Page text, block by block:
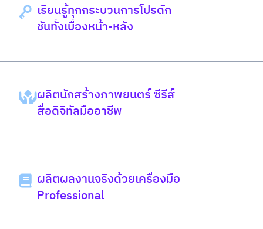
เรียนรู้ทุกกระบวนการโปรดัก
ชันทั้งเบื้องหน้า-หลัง
ผลิตนักสร้างภาพยนตร์ ซีรีส์
สื่อดิจิทัลมืออาชีพ
ผลิตผลงานจริงด้วยเครื่องมือ
Professional